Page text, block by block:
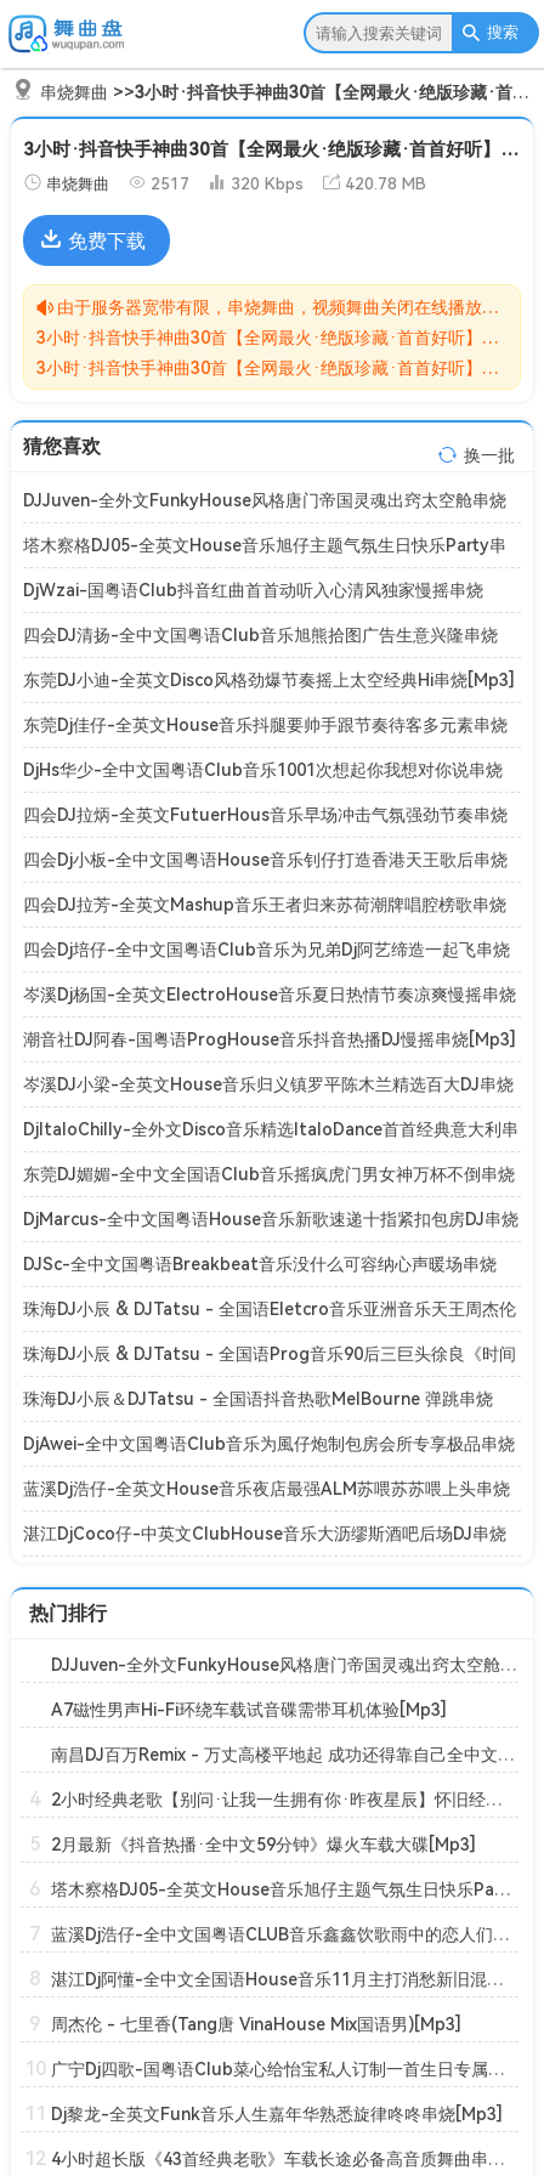
搜索
串烧舞曲 >>3小时·抖音快手神曲30首【全网最火·绝版珍藏·首首好听】车载中文嗨曲·一曲成神[Mp3]
3小时·抖音快手神曲30首【全网最火·绝版珍藏·首首好听】车载中文嗨曲·一曲成神[Mp3]
串烧舞曲 2517 320 Kbps 420.78 MB
免费下载
由于服务器宽带有限，串烧舞曲，视频舞曲关闭在线播放功能,请转存到自己的网盘在进行播放！！！
3小时·抖音快手神曲30首【全网最火·绝版珍藏·首首好听】车载中文嗨曲·一曲成神[Mp3]无损MP3歌曲免费下载储存于夸克网盘，夸克网盘为阿里旗下，资源转存到自己的网盘可以在线播放与下载。
3小时·抖音快手神曲30首【全网最火·绝版珍藏·首首好听】车载中文嗨曲·一曲成神[Mp3]网盘下载收集于网络，作品版权为原作者所有。如本站有侵害到您权益的歌曲请来信告知我们，我们会立即删除侵害到您权益的内容。
猜您喜欢 换一批
DJJuven-全外文FunkyHouse风格唐门帝国灵魂出窍太空舱串烧
[Mp3]
塔木察格DJ05-全英文House音乐旭仔主题气氛生日快乐Party串
烧[Mp3]
DjWzai-国粤语Club抖音红曲首首动听入心清风独家慢摇串烧
[Mp3]
四会DJ清扬-全中文国粤语Club音乐旭熊拾图广告生意兴隆串烧
[Mp3]
东莞DJ小迪-全英文Disco风格劲爆节奏摇上太空经典Hi串烧[Mp3]
东莞Dj佳仔-全英文House音乐抖腿要帅手跟节奏待客多元素串烧
[Mp3]
DjHs华少-全中文国粤语Club音乐1001次想起你我想对你说串烧
[Mp3]
四会DJ拉炳-全英文FutuerHous音乐早场冲击气氛强劲节奏串烧
[Mp3]
四会Dj小板-全中文国粤语House音乐钊仔打造香港天王歌后串烧
[Mp3]
四会DJ拉芳-全英文Mashup音乐王者归来苏荷潮牌唱腔榜歌串烧
[Mp3]
四会Dj培仔-全中文国粤语Club音乐为兄弟Dj阿艺缔造一起飞串烧
[Mp3]
岑溪Dj杨国-全英文ElectroHouse音乐夏日热情节奏凉爽慢摇串烧
[Mp3]
潮音社DJ阿春-国粤语ProgHouse音乐抖音热播DJ慢摇串烧[Mp3]
岑溪DJ小梁-全英文House音乐归义镇罗平陈木兰精选百大DJ串烧
[Mp3]
DjItaloChilly-全外文Disco音乐精选ItaloDance首首经典意大利串
烧[Mp3]
东莞DJ媚媚-全中文全国语Club音乐摇疯虎门男女神万杯不倒串烧
[Mp3]
DjMarcus-全中文国粤语House音乐新歌速递十指紧扣包房DJ串烧
[Mp3]
DJSc-全中文国粤语Breakbeat音乐没什么可容纳心声暖场串烧
[Mp3]
珠海DJ小辰 & DJTatsu - 全国语Eletcro音乐亚洲音乐天王周杰伦
系列专辑串烧
珠海DJ小辰 & DJTatsu - 全国语Prog音乐90后三巨头徐良《时间
折叠》演唱会专辑串烧
珠海DJ小辰＆DJTatsu - 全国语抖音热歌MelBourne 弹跳串烧
[BPM128-150]
DjAwei-全中文国粤语Club音乐为風仔炮制包房会所专享极品串烧
[Mp3]
蓝溪Dj浩仔-全英文House音乐夜店最强ALM苏喂苏苏喂上头串烧
[Mp3]
湛江DjCoco仔-中英文ClubHouse音乐大沥缪斯酒吧后场DJ串烧
热门排行
DJJuven-全外文FunkyHouse风格唐门帝国灵魂出窍太空舱串烧[Mp3]
A7磁性男声Hi-Fi环绕车载试音碟需带耳机体验[Mp3]
南昌DJ百万Remix - 万丈高楼平地起 成功还得靠自己全中文Electro串烧[Mp3]
4 2小时经典老歌【别问·让我一生拥有你·昨夜星辰】怀旧经典rnb蓝调串烧[Mp3]
5 2月最新《抖音热播·全中文59分钟》爆火车载大碟[Mp3]
6 塔木察格DJ05-全英文House音乐旭仔主题气氛生日快乐Party串烧[Mp3]
7 蓝溪Dj浩仔-全中文国粤语CLUB音乐鑫鑫饮歌雨中的恋人们串烧[Mp3]
8 湛江Dj阿懂-全中文全国语House音乐11月主打消愁新旧混搭串烧[Mp3]
9 周杰伦 - 七里香(Tang唐 VinaHouse Mix国语男)[Mp3]
10 广宁Dj四歌-国粤语Club菜心给怡宝私人订制一首生日专属串烧
11 Dj黎龙-全英文Funk音乐人生嘉年华熟悉旋律咚咚串烧[Mp3]
12 4小时超长版《43首经典老歌》车载长途必备高音质舞曲串烧大碟！[Mp3]